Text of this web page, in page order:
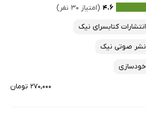
۴.۶ (امتیاز ۳۰ نفر)
انتشارات کتابسرای نیک
نشر صوتی نیک
خودسازی
۲۷۰,۰۰۰ تومان